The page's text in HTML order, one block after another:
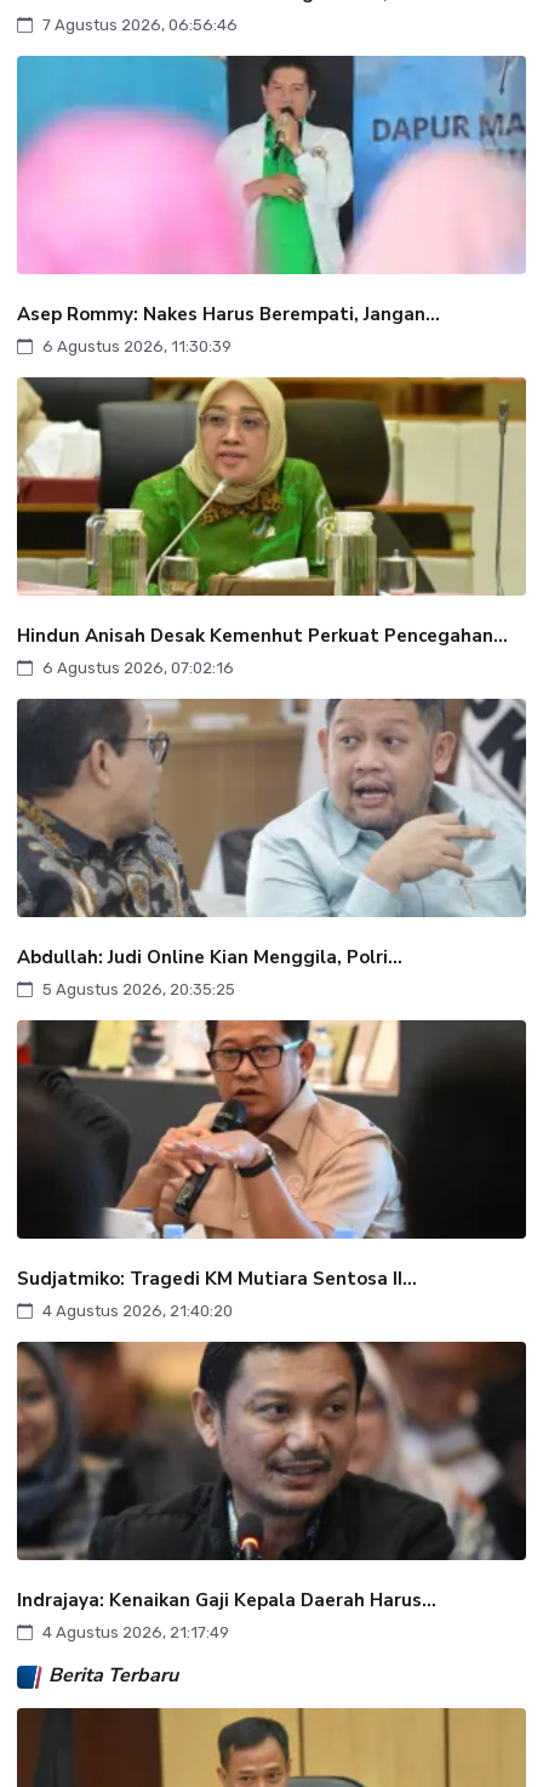
7 Agustus 2026, 06:56:46
Asep Rommy: Nakes Harus Berempati, Jangan...
6 Agustus 2026, 11:30:39
Hindun Anisah Desak Kemenhut Perkuat Pencegahan...
6 Agustus 2026, 07:02:16
Abdullah: Judi Online Kian Menggila, Polri...
5 Agustus 2026, 20:35:25
Sudjatmiko: Tragedi KM Mutiara Sentosa II...
4 Agustus 2026, 21:40:20
Indrajaya: Kenaikan Gaji Kepala Daerah Harus...
4 Agustus 2026, 21:17:49
Berita Terbaru